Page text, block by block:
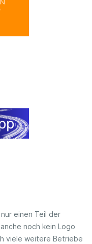
einen Teil der
noch kein Logo
viele weitere Betriebe